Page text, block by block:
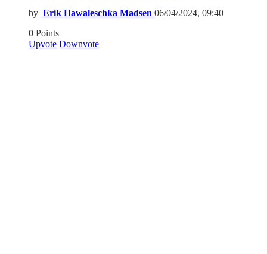
by Erik Hawaleschka Madsen 06/04/2024, 09:40
0 Points
Upvote Downvote